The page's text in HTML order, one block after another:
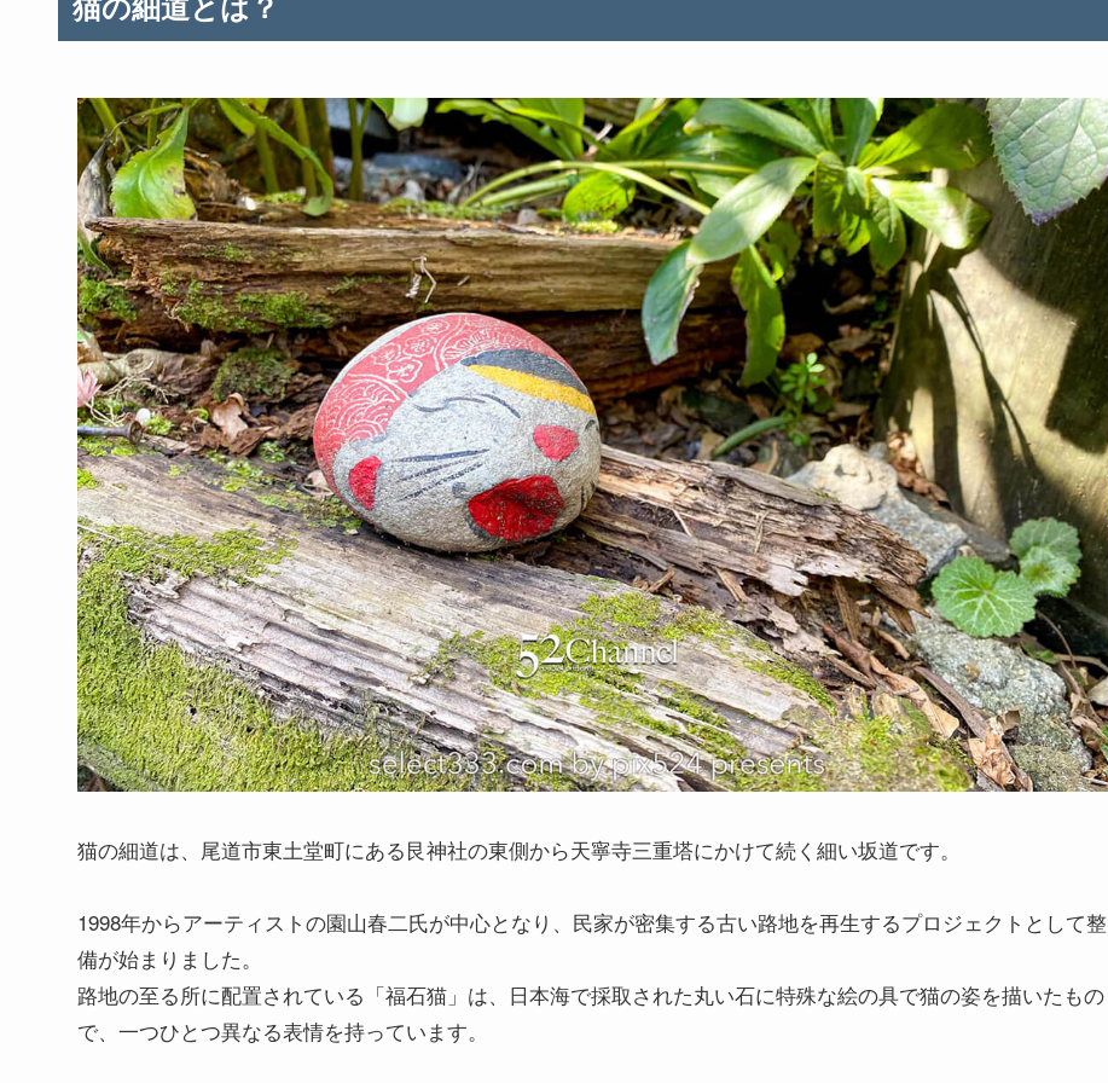
猫の細道は、尾道市東土堂町にある艮神社の東側から天寧寺三重塔にかけて続く細い坂道です。
1998年からアーティストの園山春二氏が中心となり、民家が密集する古い路地を再生するプロジェクトとして整
備が始まりました。
路地の至る所に配置されている「福石猫」は、日本海で採取された丸い石に特殊な絵の具で猫の姿を描いたもの
で、一つひとつ異なる表情を持っています。